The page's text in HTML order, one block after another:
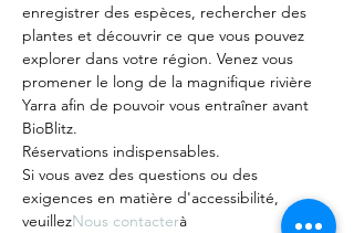
enregistrer des espèces, rechercher des
plantes et découvrir ce que vous pouvez
explorer dans votre région. Venez vous
promener le long de la magnifique rivière
Yarra afin de pouvoir vous entraîner avant
BioBlitz.
Réservations indispensables.
Si vous avez des questions ou des
exigences en matière d'accessibilité,
veuillezNous contacterà